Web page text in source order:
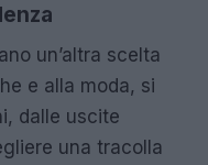
un’altra scelta
e alla moda, si
dalle uscite
una tracolla